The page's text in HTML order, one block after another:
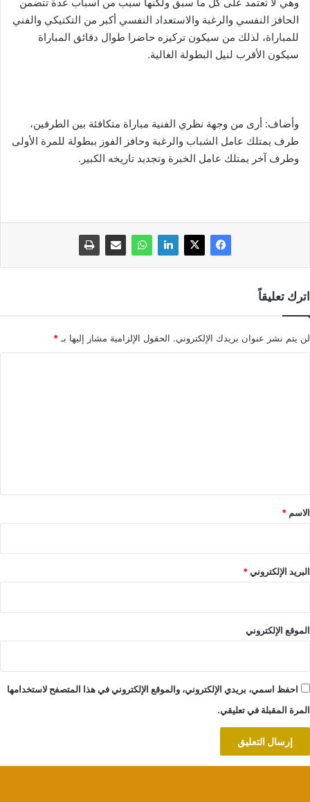
الحافز النفسي والرغبة والاستعداد النفسي أكبر من التكتيكي والفني
للمباراة، لذلك من سيكون تركيزه حاضرا طوال دقائق المباراة
سيكون الأقرب لنيل البطولة الغالية.
وأضاف: أرى من وجهة نظري الفنية مباراة متكافئة بين الطرفين،
طرف يمتلك عامل الشباب والرغبة وحافز الفوز ببطولة للمرة الأولى
وطرف آخر يمتلك عامل الخبرة وتجديد تاريخه الكبير.
اترك تعليقاً
لن يتم نشر عنوان بريدك الإلكتروني. الحقول الإلزامية مشار إليها بـ *
*
الاسم *
البريد الإلكتروني*
الموقع الإلكتروني
احفظ اسمي، بريدي الإلكتروني، والموقع الإلكتروني في هذا المتصفح لاستخدامها
المرة المقبلة في تعليقي.